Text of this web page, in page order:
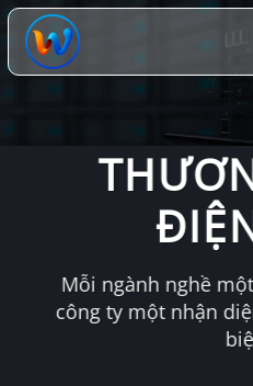
Chuyển
đến
dung
Mỗi ngành nghề
công ty một nhận